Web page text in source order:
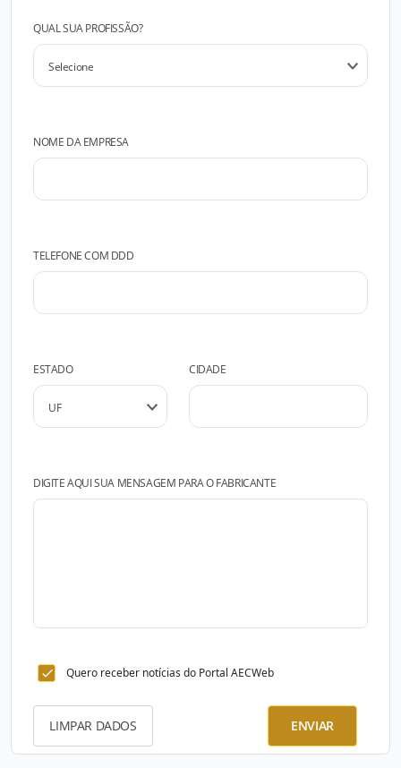
QUAL SUA PROFISSÃO?
NOME DA EMPRESA
TELEFONE COM DDD
ESTADO CIDADE
DIGITE AQUI SUA MENSAGEM PARA O FABRICANTE
Quero receber notícias do Portal AECWeb
LIMPAR DADOS ENVIAR